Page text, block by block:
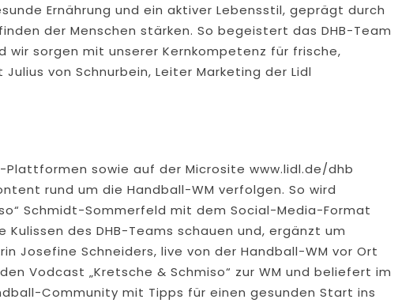
Ernährung und ein aktiver Lebensstil, geprägt durch
der Menschen stärken. So begeistert das DHB-Team
wir sorgen mit unserer Kernkompetenz für frische,
von Schnurbein, Leiter Marketing der Lidl
Plattformen sowie auf der Microsite www.lidl.de/dhb
rund um die Handball-WM verfolgen. So wird
Schmidt-Sommerfeld mit dem Social-Media-Format
Kulissen des DHB-Teams schauen und, ergänzt um
Josefine Schneiders, live von der Handball-WM vor Ort
Vodcast „Kretsche & Schmiso“ zur WM und beliefert im
Community mit Tipps für einen gesunden Start ins